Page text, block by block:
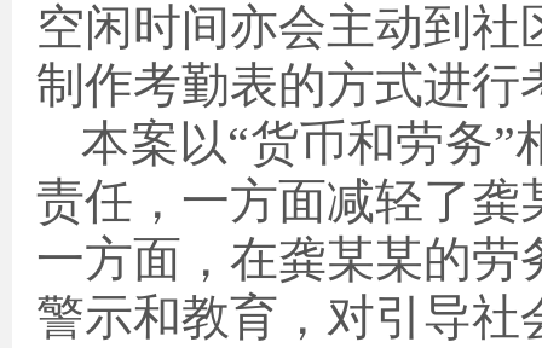
空闲时间亦会主动到
制作考勤表的方式进行
本案以“货币和劳务”
责任 ，一方面减轻了
一方面，在龚某某的
警示和教育，对引导